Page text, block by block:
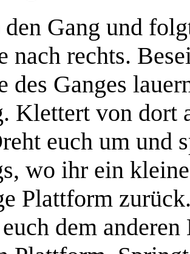
Gang und
nach rechts.
des Ganges
Klettert von dort
euch um und
wo ihr ein
Plattform
dem